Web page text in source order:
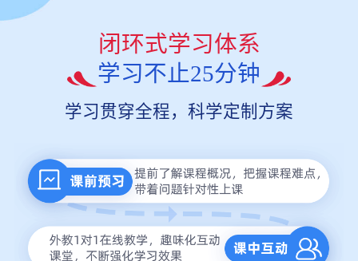
闭环式学习体系
学习不止25分钟
学习贯穿全程，科学定制方案